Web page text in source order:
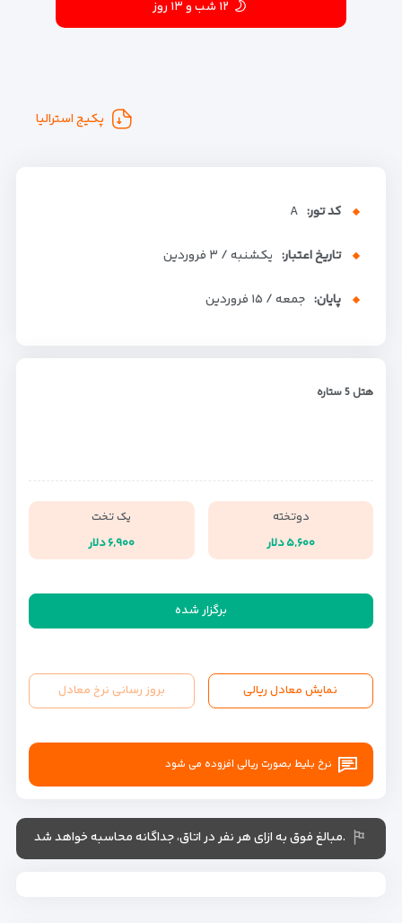
پکیج استرالیا
کد تور: A
تاریخ اعتبار: یکشنبه / ۳ فروردین
پایان: جمعه / ۱۵ فروردین
هتل 5 ستاره
دوتخته
۵,۶۰۰ دلار
یک تخت
۶,۹۰۰ دلار
برگزار شده
نمایش معادل ریالی بروز رسانی نرخ معادل
نرخ بلیط بصورت ریالی افزوده می شود
.مبالغ فوق به ازای هر نفر در اتاق، جداگانه محاسبه خواهد شد